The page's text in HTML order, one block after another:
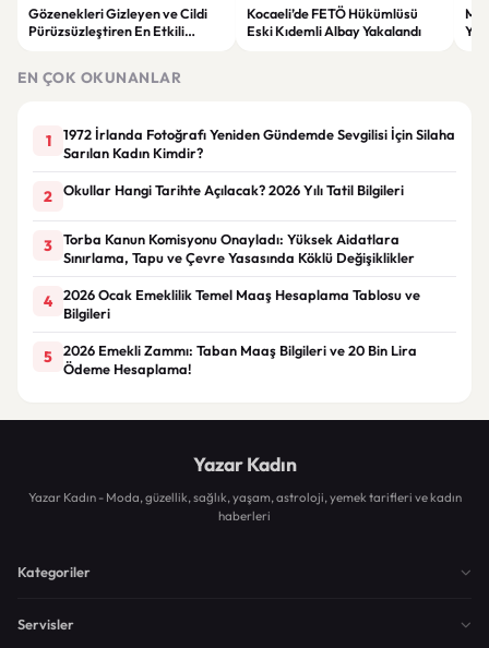
Gözenekleri Gizleyen ve Cildi
Pürüzsüzleştiren En Etkili
Kocaeli’de FETÖ Hükümlüsü
Eski Kıdemli Albay Yakalandı
EN ÇOK OKUNANLAR
1
1972 İrlanda Fotoğrafı Yeniden Gündemde Sevgilisi İçin Silaha
Sarılan Kadın Kimdir?
2 Okullar Hangi Tarihte Açılacak? 2026 Yılı Tatil Bilgileri
3
Torba Kanun Komisyonu Onayladı: Yüksek Aidatlara
Sınırlama, Tapu ve Çevre Yasasında Köklü Değişiklikler
4
2026 Ocak Emeklilik Temel Maaş Hesaplama Tablosu ve
Bilgileri
5
2026 Emekli Zammı: Taban Maaş Bilgileri ve 20 Bin Lira
Ödeme Hesaplama!
Yazar Kadın
Yazar Kadın - Moda, güzellik, sağlık, yaşam, astroloji, yemek tarifleri ve kadın
haberleri
Kategoriler
Servisler